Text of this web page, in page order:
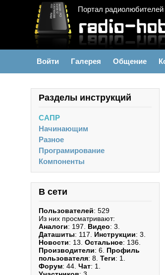
Портал радиолюбителей
Войти Галерея Общение
Разделы инструкций
САПР
Начинающим
Разное
Програмирование
Компоненты
В сети
Пользователей: 529
Из них просматривают:
Аналоги: 197. Видео: 3.
Даташиты: 117. Инструкции: 3.
Новости: 13. Остальное: 136.
Производители: 6. Профиль
пользователя: 8. Теги: 1.
Форум: 44. Чат: 1.